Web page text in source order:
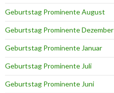
Geburtstag Prominente August
Geburtstag Prominente Dezember
Geburtstag Prominente Januar
Geburtstag Prominente Juli
Geburtstag Prominente Juni